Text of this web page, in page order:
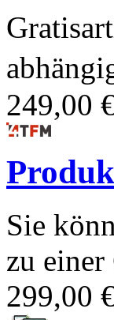
249,00
Sie
zu einer
299,00